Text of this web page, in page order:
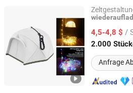
wiederaufladbares
Ausgangsschild Licht
grünes LED Notlicht für
Schule Einkaufszentrum
Büro
100-240V
Büro
Lagerflur
4,5-4,8 $ /
2.000
Anfrage
Ningbo Inchoi International
Zhejiang, China Seit